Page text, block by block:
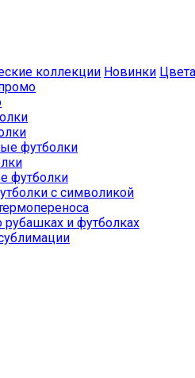
коллекции Новинки Цвета
футболки
футболки
с символикой
рубашках и футболках